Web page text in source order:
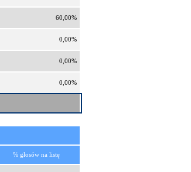
60,00%
0,00%
0,00%
0,00%
% głosów na listę